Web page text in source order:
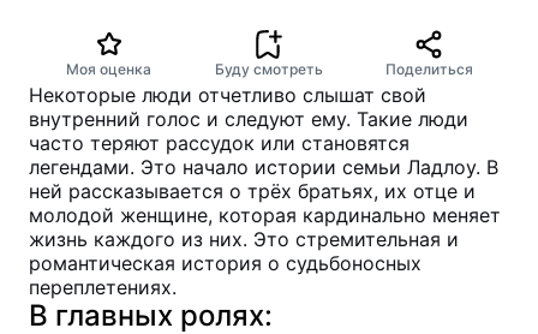
Моя оценка Буду смотреть Поделиться
Некоторые люди отчетливо слышат свой
внутренний голос и следуют ему. Такие люди
часто теряют рассудок или становятся
легендами. Это начало истории семьи Ладлоу. В
ней рассказывается о трёх братьях, их отце и
молодой женщине, которая кардинально меняет
жизнь каждого из них. Это стремительная и
романтическая история о судьбоносных
переплетениях.
В главных ролях: